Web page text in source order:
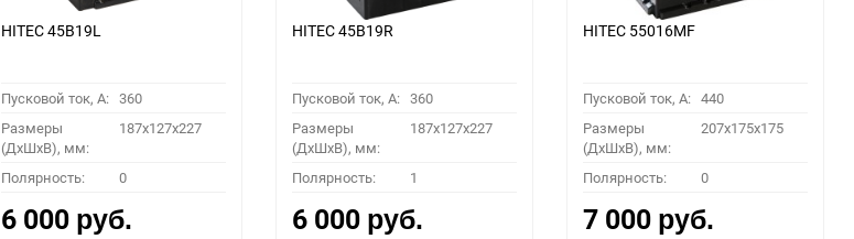
HITEC 45B19L
Пусковой ток, A: 360
Размеры
(ДхШхВ), мм:
187x127x227
Полярность: 0
6 000 руб.
HITEC 45B19R
Пусковой ток, A: 360
Размеры
(ДхШхВ), мм:
187x127x227
Полярность: 1
6 000 руб.
HITEC 55016MF
Пусковой ток, A: 440
Размеры
(ДхШхВ), мм:
207x175x175
Полярность: 0
7 000 руб.